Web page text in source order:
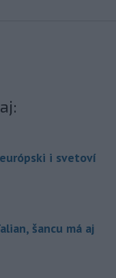
i svetoví
šancu má aj